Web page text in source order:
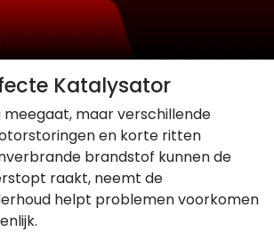
Katalysator
maar verschillende
en korte ritten
brandstof kunnen de
raakt, neemt de
helpt problemen voorkomen